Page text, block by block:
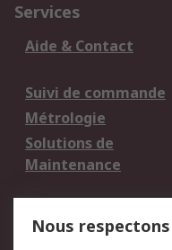
Services
Aide & Contact
Suivi de commande
Métrologie
Solutions de
Maintenance
Nous